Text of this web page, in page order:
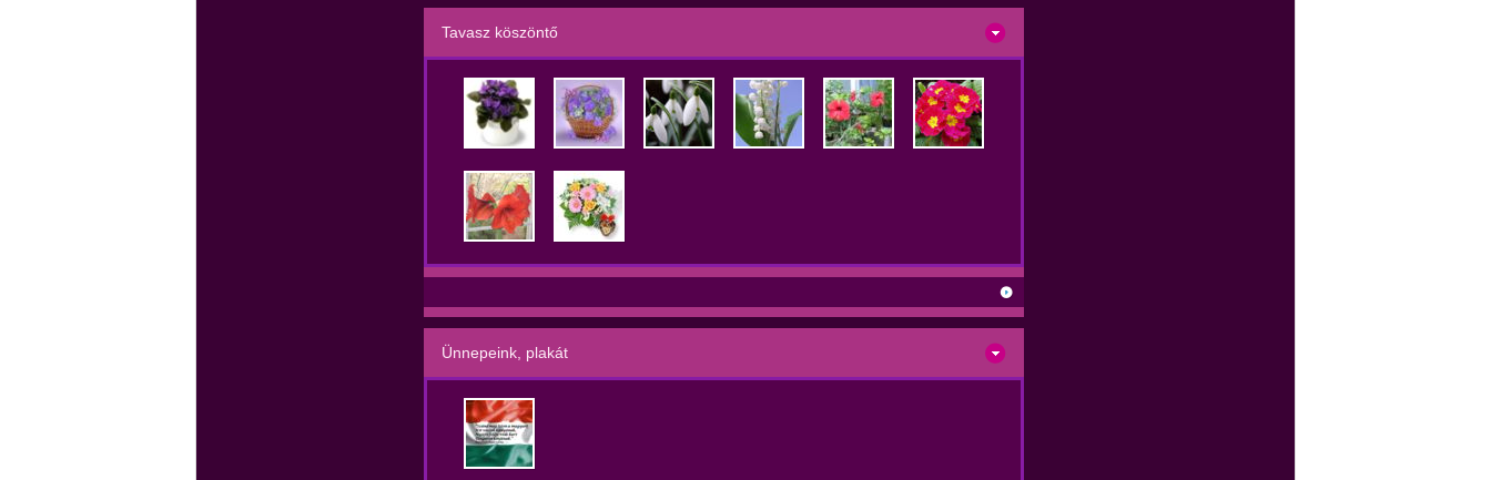
Tavasz köszöntő
Ünnepeink, plakát